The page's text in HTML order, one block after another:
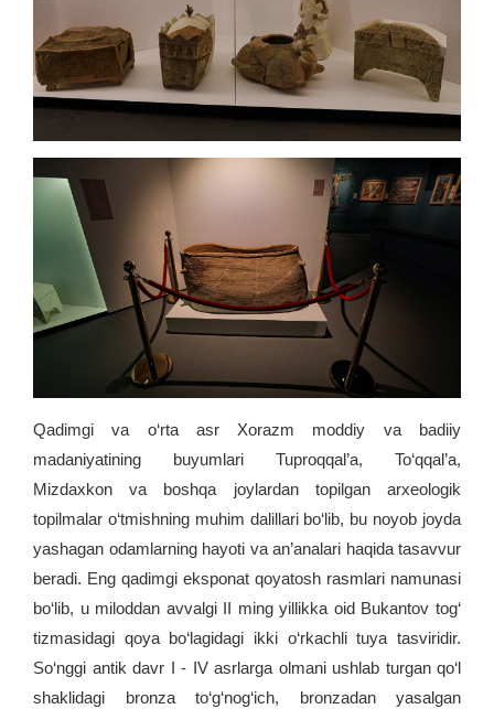
Qadimgi va o‘rta asr Xorazm moddiy va badiiy
madaniyatining buyumlari Tuproqqal’a, To‘qqal’a,
Mizdaxkon va boshqa joylardan topilgan arxeologik
topilmalar o‘tmishning muhim dalillari bo‘lib, bu noyob joyda
yashagan odamlarning hayoti va an’analari haqida tasavvur
beradi. Eng qadimgi eksponat qoyatosh rasmlari namunasi
bo‘lib, u miloddan avvalgi II ming yillikka oid Bukantov tog‘
tizmasidagi qoya bo‘lagidagi ikki o‘rkachli tuya tasviridir.
So‘nggi antik davr I - IV asrlarga olmani ushlab turgan qo‘l
shaklidagi bronza to‘g‘nog‘ich, bronzadan yasalgan